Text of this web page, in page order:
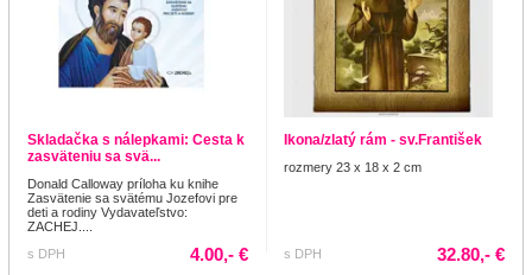
Skladačka s nálepkami: Cesta k
zasväteniu sa svä...
Donald Calloway príloha ku knihe
Zasvätenie sa svätému Jozefovi pre
deti a rodiny Vydavateľstvo:
ZACHEJ....
s DPH
4.00,- €
Ikona/zlatý rám - sv.František
rozmery 23 x 18 x 2 cm
s DPH 32.80,- €